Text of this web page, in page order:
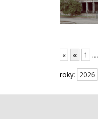
« « 1 ....
roky: 2026